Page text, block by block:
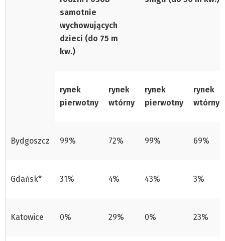
samotnie
wychowujących
dzieci (do 75 m
kw.)
rynek
pierwotny
rynek
wtórny
rynek
pierwotny
rynek
wtórny
Bydgoszcz 99% 72% 99% 69%
Gdańsk* 31% 4% 43% 3%
Katowice 0% 29% 0% 23%